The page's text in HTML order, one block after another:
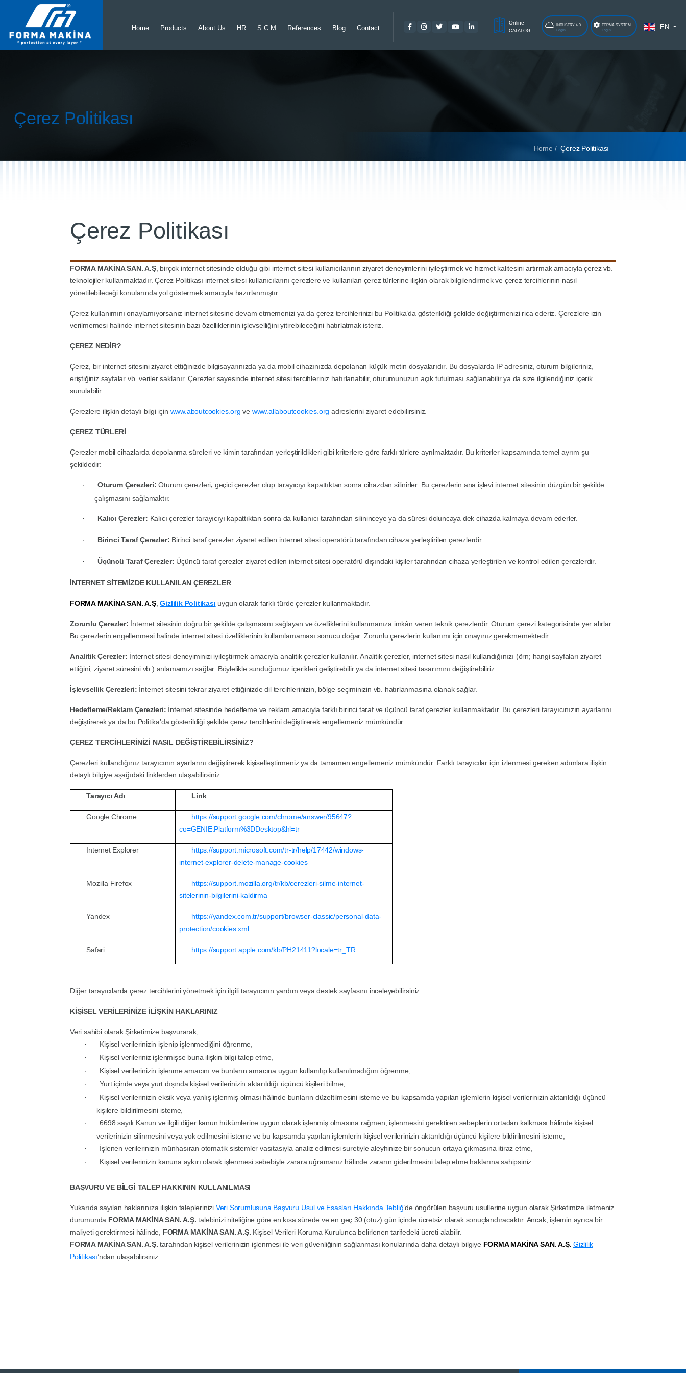
Home Products About Us HR S.C.M References Blog Contact
Online
CATALOG
INDUSTRY 4.0
Login
FORMA SYSTEM
Login
EN
Çerez Politikası
Home / Çerez Politikası
Çerez Politikası
FORMA MAKİNA SAN. A.Ş, birçok internet sitesinde olduğu gibi internet sitesi kullanıcılarının ziyaret deneyimlerini iyileştirmek ve hizmet kalitesini artırmak amacıyla çerez vb.
teknolojiler kullanmaktadır. Çerez Politikası internet sitesi kullanıcılarını çerezlere ve kullanılan çerez türlerine ilişkin olarak bilgilendirmek ve çerez tercihlerinin nasıl
yönetilebileceği konularında yol göstermek amacıyla hazırlanmıştır.
Çerez kullanımını onaylamıyorsanız internet sitesine devam etmemenizi ya da çerez tercihlerinizi bu Politika’da gösterildiği şekilde değiştirmenizi rica ederiz. Çerezlere izin
verilmemesi halinde internet sitesinin bazı özelliklerinin işlevselliğini yitirebileceğini hatırlatmak isteriz.
ÇEREZ NEDİR?
Çerez, bir internet sitesini ziyaret ettiğinizde bilgisayarınızda ya da mobil cihazınızda depolanan küçük metin dosyalarıdır. Bu dosyalarda IP adresiniz, oturum bilgileriniz,
eriştiğiniz sayfalar vb. veriler saklanır. Çerezler sayesinde internet sitesi tercihleriniz hatırlanabilir, oturumunuzun açık tutulması sağlanabilir ya da size ilgilendiğiniz içerik
sunulabilir.
Çerezlere ilişkin detaylı bilgi için www.aboutcookies.org ve www.allaboutcookies.org adreslerini ziyaret edebilirsiniz.
ÇEREZ TÜRLERİ
Çerezler mobil cihazlarda depolanma süreleri ve kimin tarafından yerleştirildikleri gibi kriterlere göre farklı türlere ayrılmaktadır. Bu kriterler kapsamında temel ayrım şu
şekildedir:
· Oturum Çerezleri:Oturum çerezleri, geçici çerezler olup tarayıcıyı kapattıktan sonra cihazdan silinirler. Bu çerezlerin ana işlevi internet sitesinin düzgün bir şekilde
çalışmasını sağlamaktır.
· Kalıcı Çerezler: Kalıcı çerezler tarayıcıyı kapattıktan sonra da kullanıcı tarafından silininceye ya da süresi doluncaya dek cihazda kalmaya devam ederler.
· Birinci Taraf Çerezler: Birinci taraf çerezler ziyaret edilen internet sitesi operatörü tarafından cihaza yerleştirilen çerezlerdir.
· Üçüncü Taraf Çerezler: Üçüncü taraf çerezler ziyaret edilen internet sitesi operatörü dışındaki kişiler tarafından cihaza yerleştirilen ve kontrol edilen çerezlerdir.
İNTERNET SİTEMİZDE KULLANILAN ÇEREZLER
FORMA MAKİNA SAN. A.Ş,Gizlilik Politikası uygun olarak farklı türde çerezler kullanmaktadır.
Zorunlu Çerezler: İnternet sitesinin doğru bir şekilde çalışmasını sağlayan ve özelliklerini kullanmanıza imkân veren teknik çerezlerdir. Oturum çerezi kategorisinde yer alırlar.
Bu çerezlerin engellenmesi halinde internet sitesi özelliklerinin kullanılamaması sonucu doğar. Zorunlu çerezlerin kullanımı için onayınız gerekmemektedir.
Analitik Çerezler: İnternet sitesi deneyiminizi iyileştirmek amacıyla analitik çerezler kullanılır. Analitik çerezler, internet sitesi nasıl kullandığınızı (örn; hangi sayfaları ziyaret
ettiğini, ziyaret süresini vb.) anlamamızı sağlar. Böylelikle sunduğumuz içerikleri geliştirebilir ya da internet sitesi tasarımını değiştirebiliriz.
İşlevsellik Çerezleri: İnternet sitesini tekrar ziyaret ettiğinizde dil tercihlerinizin, bölge seçiminizin vb. hatırlanmasına olanak sağlar.
Hedefleme/Reklam Çerezleri: İnternet sitesinde hedefleme ve reklam amacıyla farklı birinci taraf ve üçüncü taraf çerezler kullanmaktadır. Bu çerezleri tarayıcınızın ayarlarını
değiştirerek ya da bu Politika’da gösterildiği şekilde çerez tercihlerini değiştirerek engellemeniz mümkündür.
ÇEREZ TERCİHLERİNİZİ NASIL DEĞİŞTİREBİLİRSİNİZ?
Çerezleri kullandığınız tarayıcının ayarlarını değiştirerek kişiselleştirmeniz ya da tamamen engellemeniz mümkündür. Farklı tarayıcılar için izlenmesi gereken adımlara ilişkin
detaylı bilgiye aşağıdaki linklerden ulaşabilirsiniz:
Tarayıcı Adı Link
Google Chrome
https://support.google.com/chrome/answer/95647?
co=GENIE.Platform%3DDesktop&hl=tr
Internet Explorer
https://support.microsoft.com/tr-tr/help/17442/windows-
internet-explorer-delete-manage-cookies
Mozilla Firefox
https://support.mozilla.org/tr/kb/cerezleri-silme-internet-
sitelerinin-bilgilerini-kaldirma
Yandex
https://yandex.com.tr/support/browser-classic/personal-data-
protection/cookies.xml
Safari https://support.apple.com/kb/PH21411?locale=tr_TR
Diğer tarayıcılarda çerez tercihlerini yönetmek için ilgili tarayıcının yardım veya destek sayfasını inceleyebilirsiniz.
KİŞİSEL VERİLERİNİZE İLİŞKİN HAKLARINIZ
Veri sahibi olarak Şirketimize başvurarak;
·
Kişisel verilerinizin işlenip işlenmediğini öğrenme,
·
Kişisel verileriniz işlenmişse buna ilişkin bilgi talep etme,
·
Kişisel verilerinizin işlenme amacını ve bunların amacına uygun kullanılıp kullanılmadığını öğrenme,
·
Yurt içinde veya yurt dışında kişisel verilerinizin aktarıldığı üçüncü kişileri bilme,
·
Kişisel verilerinizin eksik veya yanlış işlenmiş olması hâlinde bunların düzeltilmesini isteme ve bu kapsamda yapılan işlemlerin kişisel verilerinizin aktarıldığı üçüncü
kişilere bildirilmesini isteme,
·
6698 sayılı Kanun ve ilgili diğer kanun hükümlerine uygun olarak işlenmiş olmasına rağmen, işlenmesini gerektiren sebeplerin ortadan kalkması hâlinde kişisel
verilerinizin silinmesini veya yok edilmesini isteme ve bu kapsamda yapılan işlemlerin kişisel verilerinizin aktarıldığı üçüncü kişilere bildirilmesini isteme,
·
İşlenen verilerinizin münhasıran otomatik sistemler vasıtasıyla analiz edilmesi suretiyle aleyhinize bir sonucun ortaya çıkmasına itiraz etme,
·
Kişisel verilerinizin kanuna aykırı olarak işlenmesi sebebiyle zarara uğramanız hâlinde zararın giderilmesini talep etme haklarına sahipsiniz.
BAŞVURU VE BİLGİ TALEP HAKKININ KULLANILMASI
Yukarıda sayılan haklarınıza ilişkin taleplerinizi Veri Sorumlusuna Başvuru Usul ve Esasları Hakkında Tebliğ’de öngörülen başvuru usullerine uygun olarak Şirketimize iletmeniz
durumunda FORMA MAKİNA SAN. A.Ş.talebinizi niteliğine göre en kısa sürede ve en geç 30 (otuz) gün içinde ücretsiz olarak sonuçlandıracaktır. Ancak, işlemin ayrıca bir
maliyeti gerektirmesi hâlinde, FORMA MAKİNA SAN. A.Ş. Kişisel Verileri Koruma Kurulunca belirlenen tarifedeki ücreti alabilir.
FORMA MAKİNA SAN. A.Ş.tarafından kişisel verilerinizin işlenmesi ile veri güvenliğinin sağlanması konularında daha detaylı bilgiye FORMA MAKİNA SAN. A.Ş.Gizlilik
Politikası’ndan ulaşabilirsiniz.